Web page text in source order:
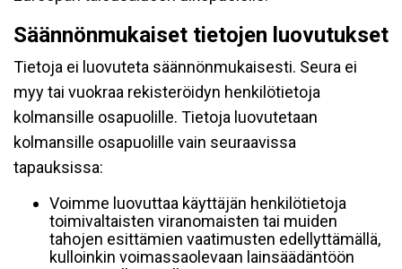
Säännönmukaiset tietojen luovutukset
Tietoja ei luovuteta säännönmukaisesti. Seura ei
myy tai vuokraa rekisteröidyn henkilötietoja
kolmansille osapuolille. Tietoja luovutetaan
kolmansille osapuolille vain seuraavissa
tapauksissa:
Voimme luovuttaa käyttäjän henkilötietoja
toimivaltaisten viranomaisten tai muiden
tahojen esittämien vaatimusten edellyttämällä,
kulloinkin voimassaolevaan lainsäädäntöön